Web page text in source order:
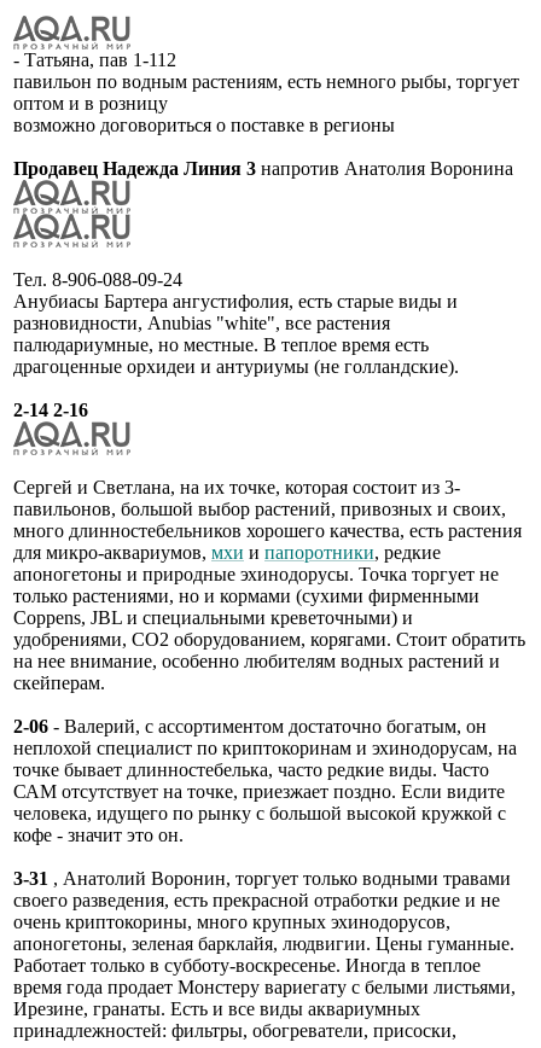
- Татьяна, пав 1-112
павильон по водным растениям, есть немного рыбы, торгует
оптом и в розницу
возможно договориться о поставке в регионы
Продавец Надежда Линия 3 напротив Анатолия Воронина
Тел. 8-906-088-09-24
Анубиасы Бартера ангустифолия, есть старые виды и
разновидности, Anubias "white", все растения
палюдариумные, но местные. В теплое время есть
драгоценные орхидеи и антуриумы (не голландские).
2-14 2-16
Сергей и Светлана, на их точке, которая состоит из 3-
павильонов, большой выбор растений, привозных и своих,
много длинностебельников хорошего качества, есть растения
для микро-аквариумов, мхи и папоротники, редкие
апоногетоны и природные эхинодорусы. Точка торгует не
только растениями, но и кормами (сухими фирменными
Coppens, JBL и специальными креветочными) и
удобрениями, СО2 оборудованием, корягами. Стоит обратить
на нее внимание, особенно любителям водных растений и
скейперам.
2-06 - Валерий, с ассортиментом достаточно богатым, он
неплохой специалист по криптокоринам и эхинодорусам, на
точке бывает длинностебелька, часто редкие виды. Часто
САМ отсутствует на точке, приезжает поздно. Если видите
человека, идущего по рынку с большой высокой кружкой с
кофе - значит это он.
3-31 , Анатолий Воронин, торгует только водными травами
своего разведения, есть прекрасной отработки редкие и не
очень криптокорины, много крупных эхинодорусов,
апоногетоны, зеленая барклайя, людвигии. Цены гуманные.
Работает только в субботу-воскресенье. Иногда в теплое
время года продает Монстеру вариегату с белыми листьями,
Ирезине, гранаты. Есть и все виды аквариумных
принадлежностей: фильтры, обогреватели, присоски,